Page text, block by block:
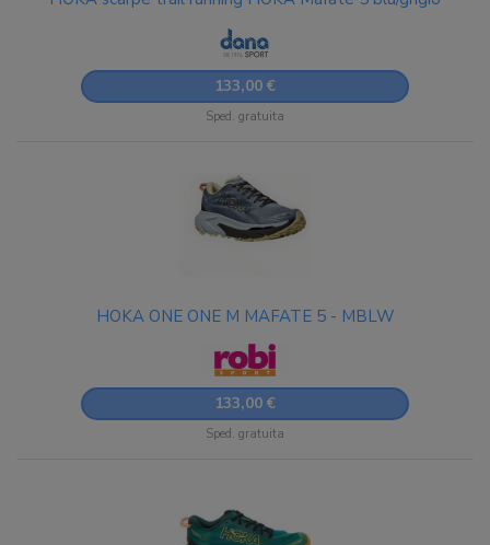
133,00 €
Sped. gratuita
HOKA ONE ONE M MAFATE 5 - MBLW
133,00 €
Sped. gratuita